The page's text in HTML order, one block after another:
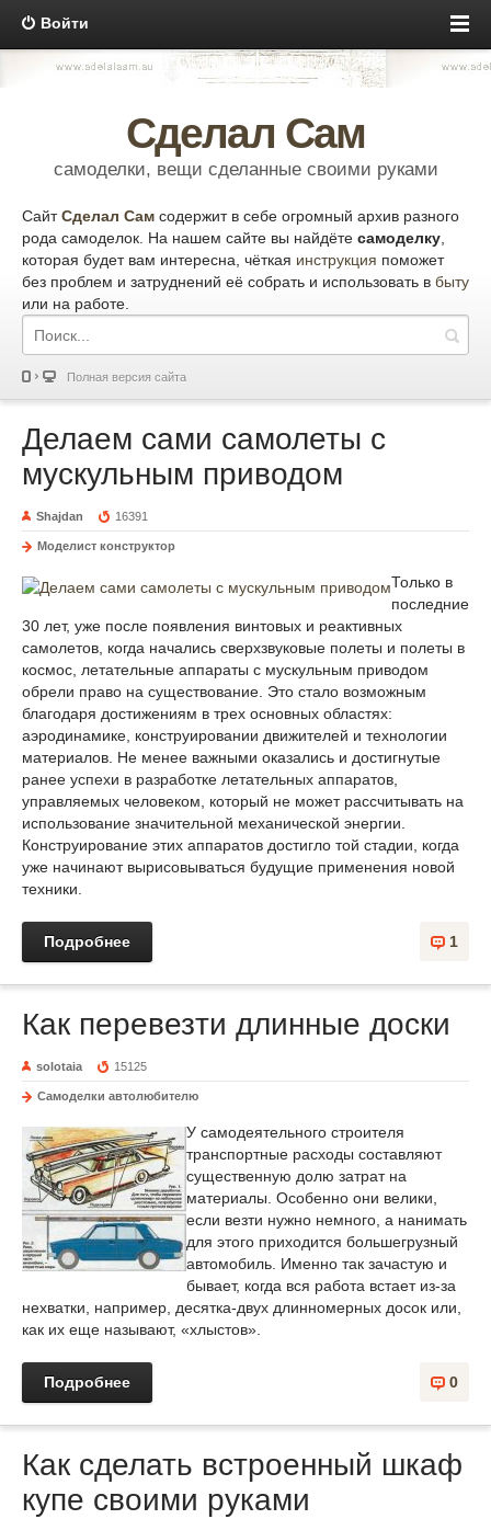
Войти
Сделал Сам
самоделки, вещи сделанные своими руками
СайтСделал Сам содержит в себе огромный архив разного
рода самоделок. На нашем сайте вы найдёте самоделку
которая будет вам интересна, чёткая инструкция поможет
без проблем и затруднений её собрать и использовать в быту
или на работе.
Полная версия сайта
Делаем сами самолеты с
мускульным приводом
Shajdan 16391
Моделист конструктор
Только в
последние
30 лет, уже после появления винтовых и реактивных
самолетов, когда начались сверхзвуковые полеты и полеты в
космос, летательные аппараты с мускульным приводом
обрели право на существование. Это стало возможным
благодаря достижениям в трех основных областях:
аэродинамике, конструировании движителей и технологии
материалов. Не менее важными оказались и достигнутые
ранее успехи в разработке летательных аппаратов,
управляемых человеком, который не может рассчитывать на
использование значительной механической энергии.
Конструирование этих аппаратов достигло той стадии, когда
уже начинают вырисовываться будущие применения новой
техники.
1
Подробнее
Как перевезти длинные доски
solotaia 15125
Самоделки автолюбителю
У самодеятельного строителя
транспортные расходы составляют
существенную долю затрат на
материалы. Особенно они велики,
если везти нужно немного, а нанимать
для этого приходится большегрузный
автомобиль. Именно так зачастую и
бывает, когда вся работа встает из-за
нехватки, например, десятка-двух длинномерных досок или,
как их еще называют, «хлыстов».
0
Подробнее
Как сделать встроенный шкаф
купе своими руками